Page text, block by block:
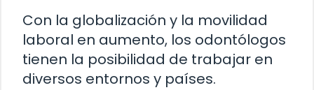
Con la globalización y la movilidad
laboral en aumento, los odontólogos
tienen la posibilidad de trabajar en
diversos entornos y países.